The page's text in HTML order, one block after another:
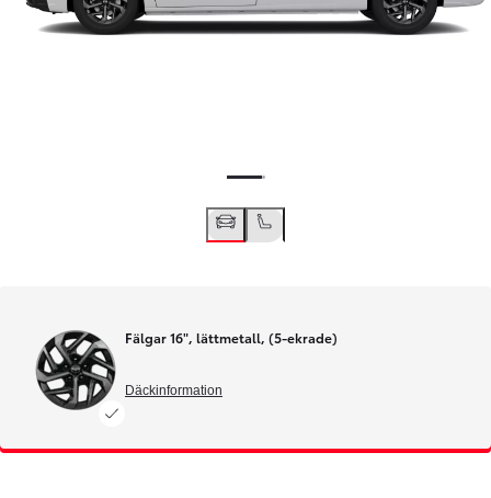
Fälgar 16", lättmetall, (5-ekrade)
Däckinformation